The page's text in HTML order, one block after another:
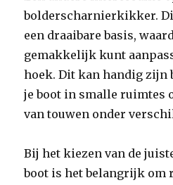
bolderscharnierkikker.
een draaibare basis,
gemakkelijk kunt
hoek. Dit kan handig zijn
je boot in smalle ruimtes
van touwen onder
Bij het kiezen van de
boot is het belangrijk om